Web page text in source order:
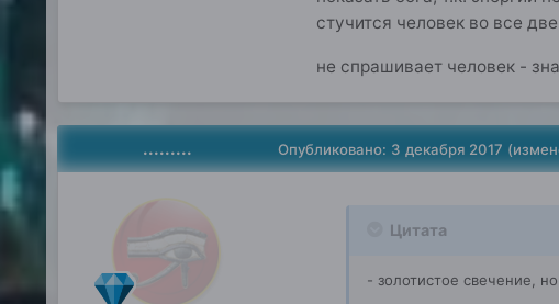
стучится человек во все
не спрашивает человек -
......... Опубликовано: 3 декабря 2017
Цитата
- золотистое свечение,